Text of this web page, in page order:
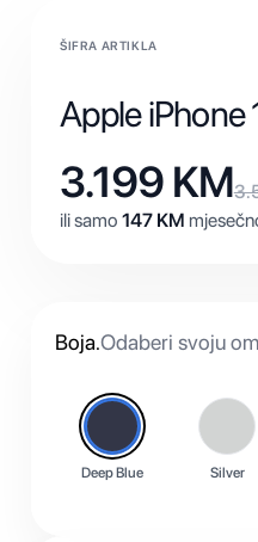
ŠIFRA ARTIKLA
Apple iPhone
3.199 KM
ili samo 147 KM
Boja.Odaberi svoju
Deep Blue Silver